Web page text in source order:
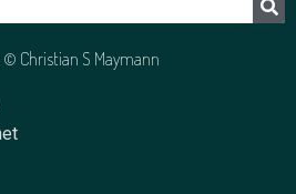
Christian S Maymann